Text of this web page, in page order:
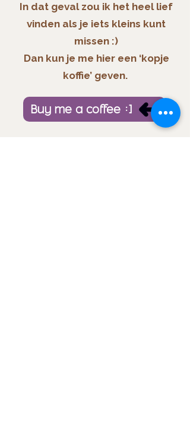
In dat geval zou ik het heel lief
vinden als je iets kleins kunt
missen :)
Dan kun je me hier een ‘kopje
koffie’ geven.
Buy me a coffee :)